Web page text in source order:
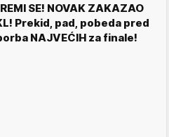
SE! NOVAK ZAKAZAO
Prekid, pad, pobeda pred
NAJVEĆIH za finale!